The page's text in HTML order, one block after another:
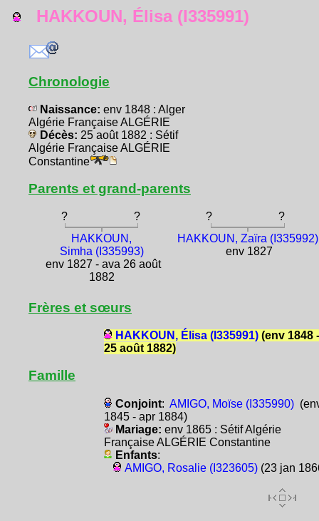
HAKKOUN, Élisa (I335991)
Chronologie
Naissance: env 1848 : Alger
Algérie Française ALGÉRIE
Décès: 25 août 1882 : Sétif
Algérie Française ALGÉRIE
Constantine
Parents et grand-parents
? ? ?
?
HAKKOUN,
Simha (I335993)
env 1827 - ava 26 août
1882
HAKKOUN, Zaïra (I335992)
env 1827
Frères et sœurs
HAKKOUN, Élisa (I335991)(env 1848 -
25 août 1882)
Famille
Conjoint: AMIGO, Moïse (I335990)
1845 - apr 1884)
Mariage: env 1865 : Sétif Algérie
Française ALGÉRIE Constantine
Enfants:
AMIGO, Rosalie (I323605)(23 jan